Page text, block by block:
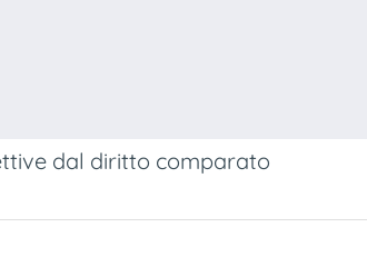
dal diritto comparato